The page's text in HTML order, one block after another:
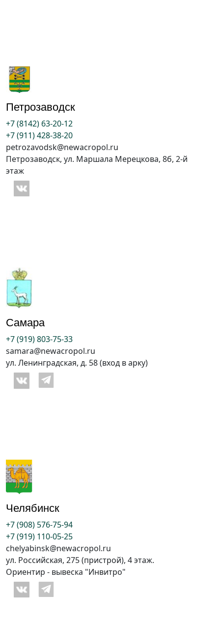
Петрозаводск
+7 (8142) 63-20-12
+7 (911) 428-38-20
petrozavodsk@newacropol.ru
Петрозаводск, ул. Маршала Мерецкова, 8б, 2-й
этаж
Самара
+7 (919) 803-75-33
samara@newacropol.ru
ул. Ленинградская, д. 58 (вход в арку)
Челябинск
+7 (908) 576-75-94
+7 (919) 110-05-25
chelyabinsk@newacropol.ru
ул. Российская, 275 (пристрой), 4 этаж.
Ориентир - вывеска "Инвитро"